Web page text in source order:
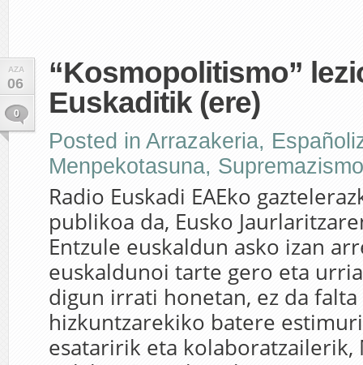
AZA
06
0
“Kosmopolitismo”
Euskaditik (ere)
Posted in Arrazakeria,
Menpekotasuna,
Radio Euskadi EAEko
publikoa da, Eusko
Entzule euskaldun asko izan
euskaldunoi tarte gero eta
digun irrati honetan, ez da
hizkuntzarekiko batere
esataririk eta kolaboratzailerik,